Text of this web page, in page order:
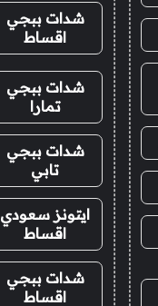
شدات ببجي
اقساط
شدات ببجي
تمارا
شدات ببجي
تابي
ايتونز سعودي
اقساط
شدات ببجي
اقساط